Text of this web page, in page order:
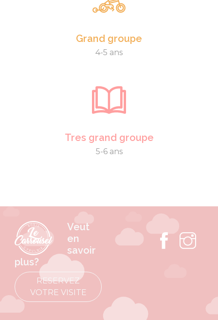
Grand groupe
4-5 ans
Tres grand groupe
5-6 ans
Veut
en
savoir
plus?
RESERVEZ
VOTRE VISITE